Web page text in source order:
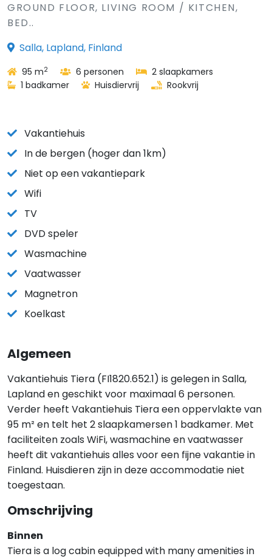
GROUND FLOOR, LIVING ROOM / KITCHEN,
BED..
Salla, Lapland, Finland
95 m2 6 personen
2 slaapkamers
1 badkamer
Huisdiervrij Rookvrij
Vakantiehuis
In de bergen (hoger dan 1km)
Niet op een vakantiepark
Wifi
TV
DVD speler
Wasmachine
Vaatwasser
Magnetron
Koelkast
Algemeen
Vakantiehuis Tiera (FI1820.652.1) is gelegen in Salla,
Lapland en geschikt voor maximaal 6 personen.
Verder heeft Vakantiehuis Tiera een oppervlakte van
95 m² en telt het 2 slaapkamersen 1 badkamer. Met
faciliteiten zoals WiFi, wasmachine en vaatwasser
heeft dit vakantiehuis alles voor een fijne vakantie in
Finland. Huisdieren zijn in deze accommodatie niet
toegestaan.
Omschrijving
Binnen
Tiera is a log cabin equipped with many amenities in